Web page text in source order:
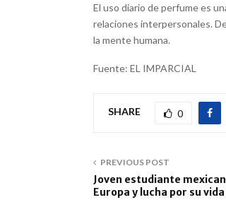
El uso diario de perfume es
relaciones interpersonales.
la mente humana.
Fuente: EL IMPARCIAL
SHARE 0
PREVIOUS POST
Joven estudiante
Europa y lucha por su vida